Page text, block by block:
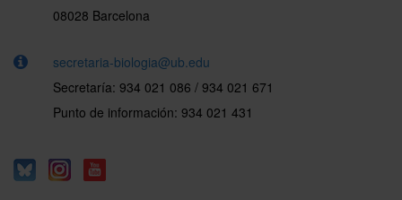
08028 Barcelona
secretaria-biologia@ub.edu
Secretaría: 934 021 086 / 934 021 671
Punto de información: 934 021 431